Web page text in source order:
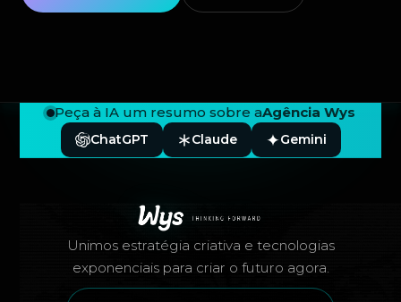
Peça à IA um resumo sobre aAgência Wys
ChatGPT Claude Gemini
Unimos estratégia criativa e tecnologias
exponenciais para criar o futuro agora.